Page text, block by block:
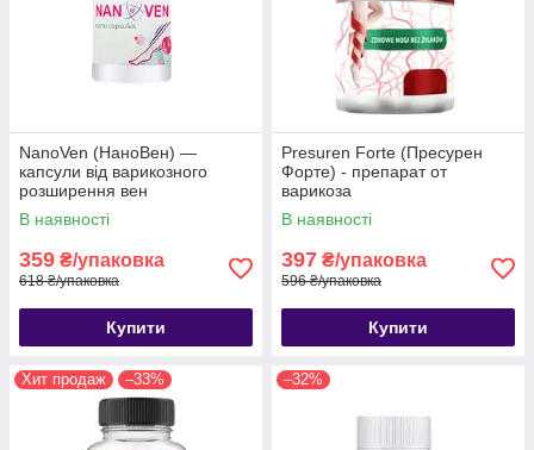
NanoVen (НаноВен) —
капсули від варикозного
розширення вен
В наявності
359 ₴/упаковка
618 ₴/упаковка
Купити
Presuren Forte (Пресурен
Форте) - препарат от
варикоза
В наявності
397 ₴/упаковка
596 ₴/упаковка
Купити
Хит продаж –33% –32%